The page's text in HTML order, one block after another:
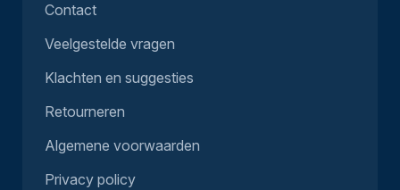
Contact
Veelgestelde vragen
Klachten en suggesties
Retourneren
Algemene voorwaarden
Privacy policy